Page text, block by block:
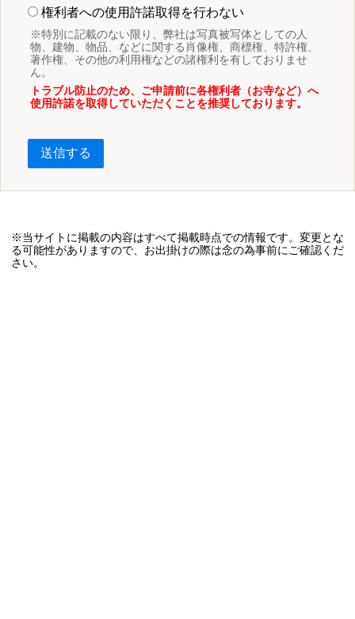
権利者への使用許諾取得を行わない
※特別に記載のない限り、弊社は写真被写体としての人
物、建物、物品、などに関する肖像権、商標権、特許権、
著作権、その他の利用権などの諸権利を有しておりませ
ん。
トラブル防止のため、ご申請前に各権利者（お寺など）へ
使用許諾を取得していただくことを推奨しております。
送信する
※当サイトに掲載の内容はすべて掲載時点での情報です。変更とな
る可能性がありますので、お出掛けの際は念の為事前にご確認くだ
さい。